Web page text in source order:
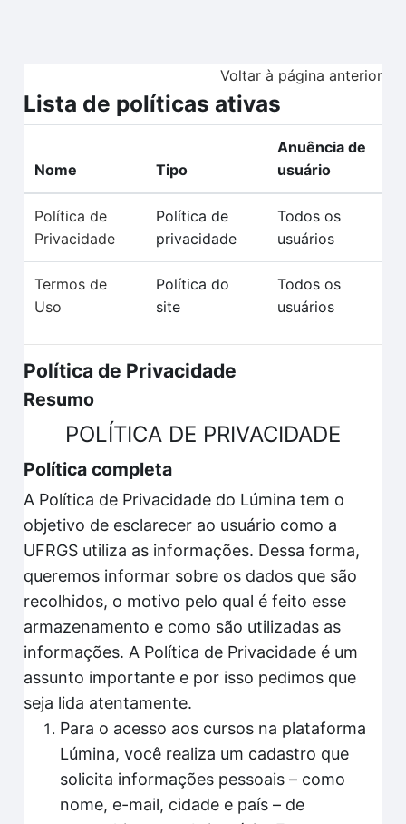
Voltar à página anterior
Lista de políticas ativas
Nome Tipo
Anuência de
usuário
Política de
Privacidade
Política de
privacidade
Todos os
usuários
Termos de
Uso
Política do
site
Todos os
usuários
Política de Privacidade
Resumo
POLÍTICA DE PRIVACIDADE
Política completa
A Política de Privacidade do Lúmina tem o
objetivo de esclarecer ao usuário como a
UFRGS utiliza as informações. Dessa forma,
queremos informar sobre os dados que são
recolhidos, o motivo pelo qual é feito esse
armazenamento e como são utilizadas as
informações. A Política de Privacidade é um
assunto importante e por isso pedimos que
seja lida atentamente.
Para o acesso aos cursos na plataforma
Lúmina, você realiza um cadastro que
solicita informações pessoais – como
nome, e-mail, cidade e país – de